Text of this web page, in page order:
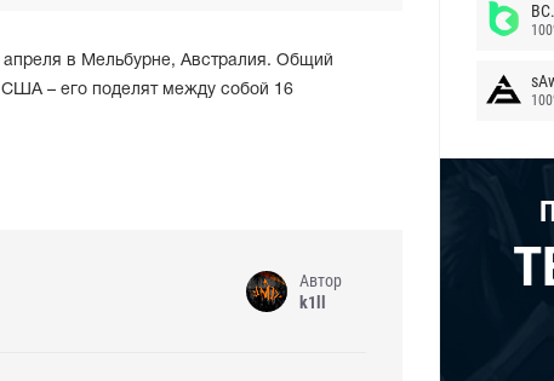
в Мельбурне, Австралия. Общий
США – его поделят между собой 16
Автор
k1ll